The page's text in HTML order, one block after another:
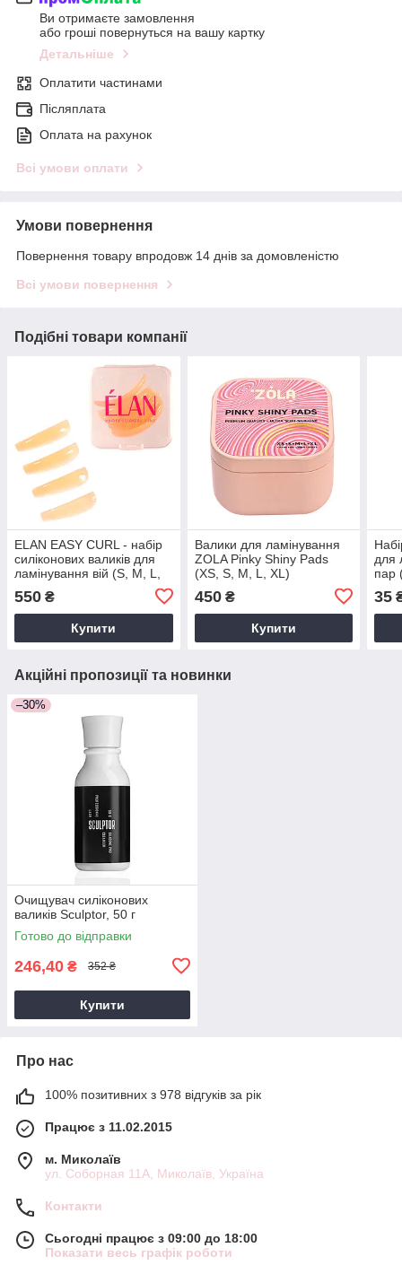
Ви отримаєте замовлення
або гроші повернуться на вашу картку
Детальніше
Оплатити частинами
Післяплата
Оплата на рахунок
Всі умови оплати
Умови повернення
Повернення товару впродовж 14 днів за домовленістю
Всі умови повернення
Подібні товари компанії
ELAN EASY CURL - набір
силіконових валиків для
ламінування вій (S, M, L,
550 ₴
Купити
Валики для ламінування
ZOLA Pinky Shiny Pads
(XS, S, M, L, XL)
450₴
Купити
для
пар
35
Акційні пропозиції та новинки
–30%
Очищувач силіконових
валиків Sculptor, 50 г
Готово до відправки
246,40 ₴ 352 ₴
Купити
Про нас
100% позитивних з 978 відгуків за рік
Працює з 11.02.2015
м. Миколаїв
ул. Соборная 11А, Миколаїв, Україна
Контакти
Сьогодні працює з 09:00 до 18:00
Показати весь графік роботи